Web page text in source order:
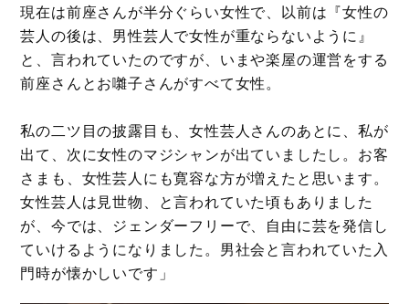
現在は前座さんが半分ぐらい女性で、以前は『女性の
芸人の後は、男性芸人で女性が重ならないように』
と、言われていたのですが、いまや楽屋の運営をする
前座さんとお囃子さんがすべて女性。
私の二ツ目の披露目も、女性芸人さんのあとに、私が
出て、次に女性のマジシャンが出ていましたし。お客
さまも、女性芸人にも寛容な方が増えたと思います。
女性芸人は見世物、と言われていた頃もありました
が、今では、ジェンダーフリーで、自由に芸を発信し
ていけるようになりました。男社会と言われていた入
門時が懐かしいです」